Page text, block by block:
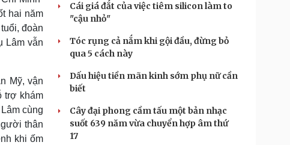
Kể chuyện cho bé
hai năm
đoàn
Lâm vẫn
Mỹ, vận
trợ khám
cùng
thân
khi ốm
Cái giá đắt của việc tiêm silicon làm to
"cậu nhỏ"
Tóc rụng cả nắm khi gội đầu, đừng bỏ
qua 5 cách này
Dấu hiệu tiền mãn kinh sớm phụ nữ cần
biết
Cây đại phong cầm tấu một bản nhạc
suốt 639 năm vừa chuyển hợp âm thứ
17